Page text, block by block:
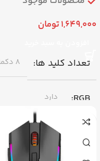
برند
1,649,000تومان
تعداد کلید ها ۸ دکمه
RGB دارد
حداکثر دقت (DPI)